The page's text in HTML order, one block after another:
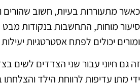
כאשר מתעוררות בעיות, חשוב שהורים
סיעור מוחות, התחשבות בנקודות מבט
ומורים יכולים לפתח אסטרטגיות
זה גם חיוני עבור שני הצדדים לשים
ידי מתן עדיפות לרווחת הילד